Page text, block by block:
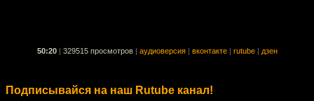
50:20 329515 просмотров аудиоверсия вконтакте rutube дзен
Подписывайся на наш Rutube канал!